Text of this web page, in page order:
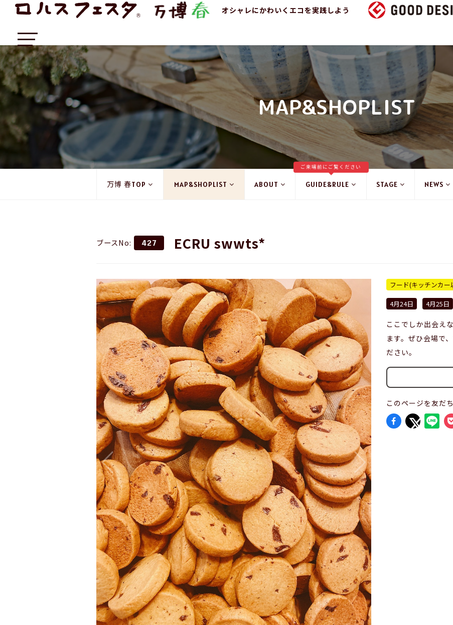
オシャレにかわいくエコを実践しよう
MAP&SHOPLIST
万博 春TOP MAP&SHOPLIST ABOUT GUIDE&RULE
ご来場前にご覧ください
STAGE NEWS
ブースNo: 427 ECRU swwts*
フード(キッチンカ
4月24日
4月25日
ここでしか出会え
ます。ぜひ会場で
ださい。
このページを友だ